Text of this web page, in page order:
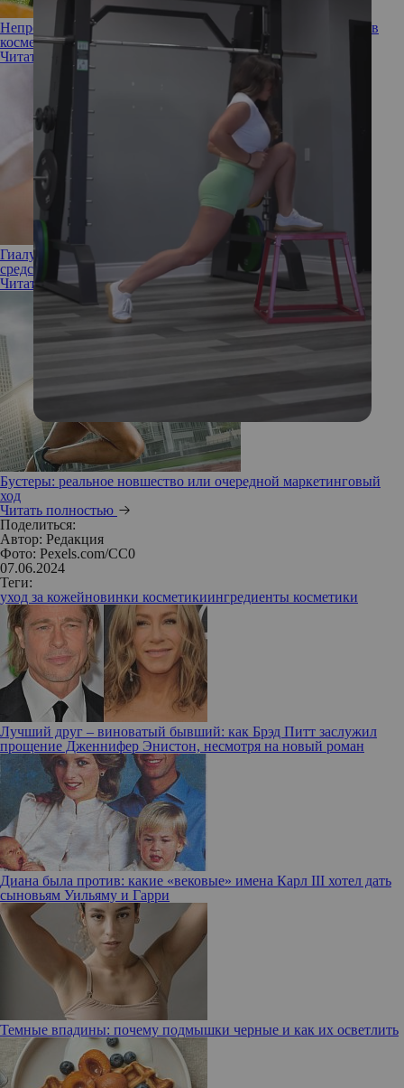
Непростые пузырьки: почему экзосомы считают прорывом в
косметологии
Читать полностью
Гиалуроновая кислота как компонент в составе уходовых
средств
Читать полностью
Бустеры: реальное новшество или очередной маркетинговый
ход
Читать полностью
Поделиться:
Автор: Редакция
Фото: Pexels.com/CC0
07.06.2024
Теги:
уход за кожейновинки косметикиингредиенты косметики
Лучший друг – виноватый бывший: как Брэд Питт заслужил
прощение Дженнифер Энистон, несмотря на новый роман
Диана была против: какие «вековые» имена Карл III хотел дать
сыновьям Уильяму и Гарри
Темные впадины: почему подмышки черные и как их осветлить